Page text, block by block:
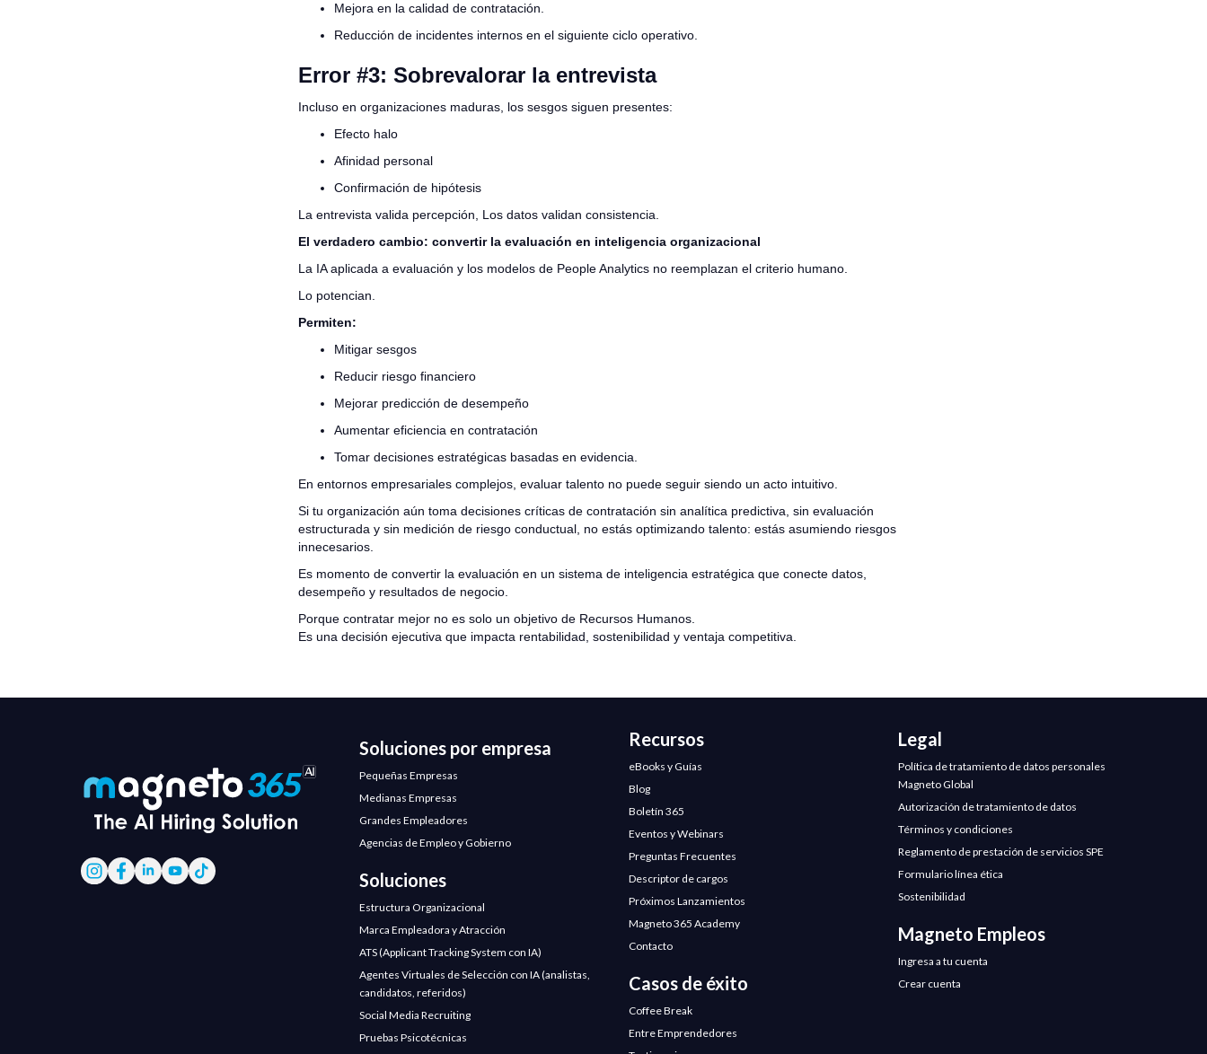
Mejora en la calidad de contratación.
Reducción de incidentes internos en el siguiente ciclo operativo.
Error #3: Sobrevalorar la entrevista
Incluso en organizaciones maduras, los sesgos siguen presentes:
Efecto halo
Afinidad personal
Confirmación de hipótesis
La entrevista valida percepción, Los datos validan consistencia.
El verdadero cambio: convertir la evaluación en inteligencia organizacional
La IA aplicada a evaluación y los modelos de People Analytics no reemplazan el criterio humano.
Lo potencian.
Permiten:
Mitigar sesgos
Reducir riesgo financiero
Mejorar predicción de desempeño
Aumentar eficiencia en contratación
Tomar decisiones estratégicas basadas en evidencia.
En entornos empresariales complejos, evaluar talento no puede seguir siendo un acto intuitivo.
Si tu organización aún toma decisiones críticas de contratación sin analítica predictiva, sin evaluación
estructurada y sin medición de riesgo conductual, no estás optimizando talento: estás asumiendo riesgos
innecesarios.
Es momento de convertir la evaluación en un sistema de inteligencia estratégica que conecte datos,
desempeño y resultados de negocio.
Porque contratar mejor no es solo un objetivo de Recursos Humanos.
Es una decisión ejecutiva que impacta rentabilidad, sostenibilidad y ventaja competitiva.
Soluciones por empresa
Pequeñas Empresas
Medianas Empresas
Grandes Empleadores
Agencias de Empleo y Gobierno
Soluciones
Estructura Organizacional
Marca Empleadora y Atracción
ATS (Applicant Tracking System con IA)
Agentes Virtuales de Selección con IA (analistas,
candidatos, referidos)
Social Media Recruiting
Pruebas Psicotécnicas
Recursos
eBooks y Guías
Blog
Boletín 365
Eventos y Webinars
Preguntas Frecuentes
Descriptor de cargos
Próximos Lanzamientos
Magneto 365 Academy
Contacto
Casos de éxito
Coffee Break
Entre Emprendedores
Legal
Política de tratamiento de datos personales
Magneto Global
Autorización de tratamiento de datos
Términos y condiciones
Reglamento de prestación de servicios SPE
Formulario línea ética
Sostenibilidad
Magneto Empleos
Ingresa a tu cuenta
Crear cuenta